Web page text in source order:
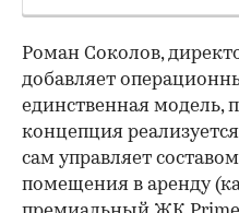
Роман Соколов,
добавляет
единственная модель,
концепция
сам управляет
помещения в аренду